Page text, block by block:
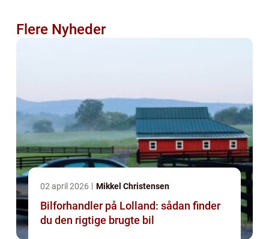
Flere Nyheder
02 april 2026 Mikkel Christensen
Bilforhandler på Lolland: sådan finder
du den rigtige brugte bil